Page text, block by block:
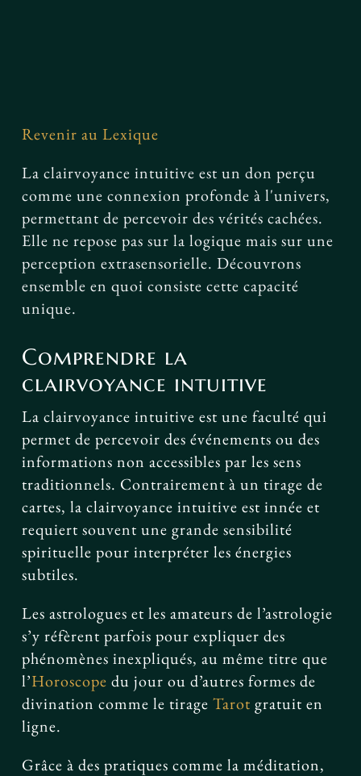
Revenir au Lexique
La clairvoyance intuitive est un don perçu
comme une connexion profonde à l'univers,
permettant de percevoir des vérités cachées.
Elle ne repose pas sur la logique mais sur une
perception extrasensorielle. Découvrons
ensemble en quoi consiste cette capacité
unique.
Comprendre la
clairvoyance intuitive
La clairvoyance intuitive est une faculté qui
permet de percevoir des événements ou des
informations non accessibles par les sens
traditionnels. Contrairement à un tirage de
cartes, la clairvoyance intuitive est innée et
requiert souvent une grande sensibilité
spirituelle pour interpréter les énergies
subtiles.
Les astrologues et les amateurs de l’astrologie
s’y réfèrent parfois pour expliquer des
phénomènes inexpliqués, au même titre que
l’Horoscope du jour ou d’autres formes de
divination comme le tirageTarot gratuit en
ligne.
Grâce à des pratiques comme la méditation,